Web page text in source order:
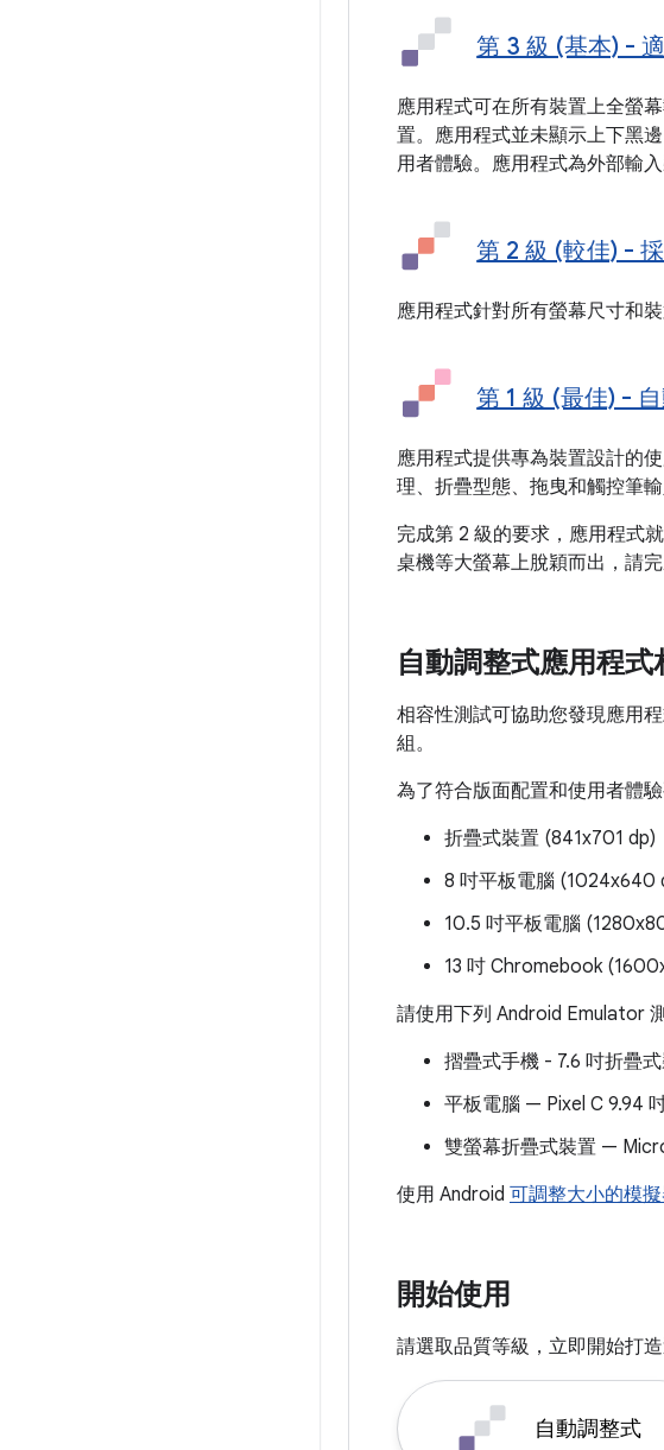
第 3 級 (基本) -
應用程式可在所有裝置上全螢
置。應用程式並未顯示上下黑
用者體驗。應用程式為外部輸
第 2 級 (較佳) -
應用程式針對所有螢幕尺寸和
第 1 級 (最佳) -
應用程式提供專為裝置設計的
理、折疊型態、拖曳和觸控筆輸
完成第 2 級的要求，應用程式
桌機等大螢幕上脫穎而出，請完
自動調整式應用程
相容性測試可協助您發現應用
組。
為了符合版面配置和使用者體
折疊式裝置 (841x701 dp)
8 吋平板電腦 (1024x640
10.5 吋平板電腦
13 吋 Chromebook
請使用下列 Android Emulator
摺疊式手機 - 7.6 吋折疊
平板電腦 — Pixel C 9.94
雙螢幕折疊式裝置 —
使用 Android 可調整大小的模
開始使用
請選取品質等級，立即開始打
自動調整式